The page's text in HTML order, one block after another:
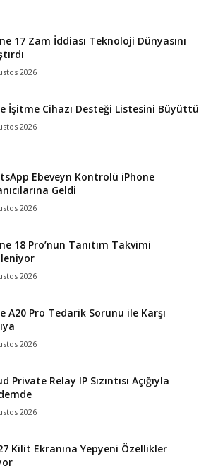
17 Zam İddiası Teknoloji Dünyasını
2026
İşitme Cihazı Desteği Listesini Büyüttü
2026
Ebeveyn Kontrolü iPhone
Geldi
2026
18 Pro’nun Tanıtım Takvimi
2026
A20 Pro Tedarik Sorunu ile Karşı
2026
Private Relay IP Sızıntısı Açığıyla
2026
Kilit Ekranına Yepyeni Özellikler